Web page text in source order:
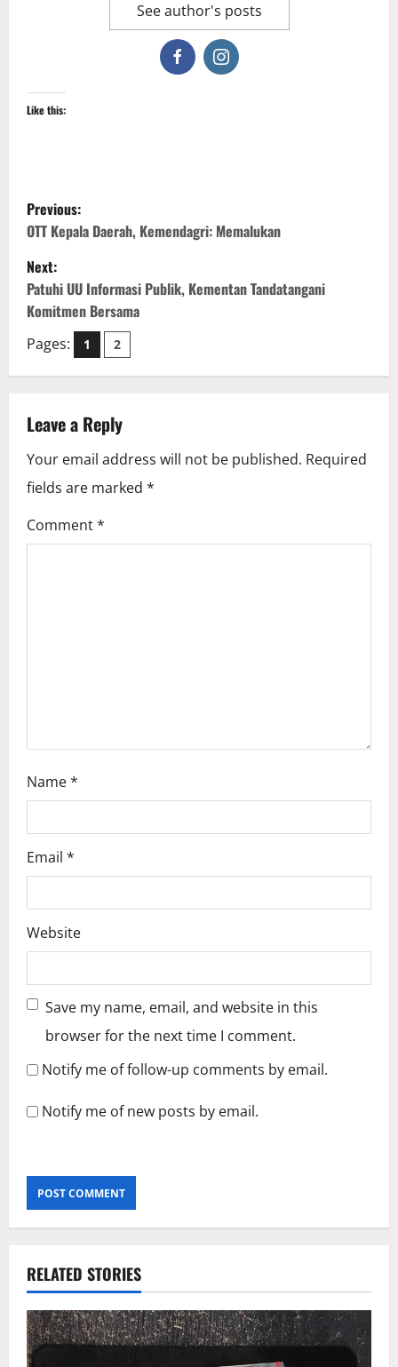
See author's posts
Like this:
P
o
s
t
n
a
v
i
g
a
Previous:
OTT Kepala Daerah, Kemendagri: Memalukan
Next:
Patuhi UU Informasi Publik, Kementan Tandatangani
Komitmen Bersama
Pages: 1 2
Leave a Reply
Your email address will not be published. Required
fields are marked *
Comment*
Name*
Email *
Website
Save my name, email, and website in this
browser for the next time I comment.
Notify me of follow-up comments by email.
Notify me of new posts by email.
RELATED STORIES